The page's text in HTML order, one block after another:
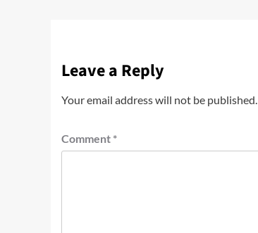
Leave a Reply
Your email address will not be published.
Comment *